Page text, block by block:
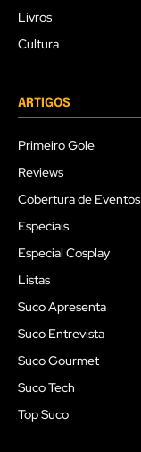
Livros
Cultura
ARTIGOS
Primeiro Gole
Reviews
Cobertura de Eventos
Especiais
Especial Cosplay
Listas
Suco Apresenta
Suco Entrevista
Suco Gourmet
Suco Tech
Top Suco